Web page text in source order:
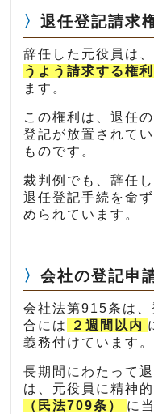
退任登記請求
辞任した元役員は
うよう請求する権
ます。
この権利は、退任
登記が放置されて
ものです。
裁判例でも、辞任
退任登記手続を命
められています。
会社の登記申
会社法第915条は
合には
２週間以内
義務付けています。
長期間にわたって
は、元役員に精神
（民法709条）
に